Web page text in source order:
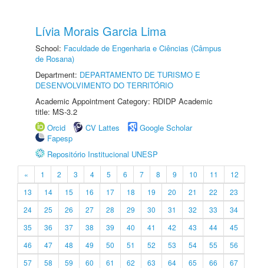
Lívia Morais Garcia Lima
School: Faculdade de Engenharia e Ciências (Câmpus
de Rosana)
Department: DEPARTAMENTO DE TURISMO E
DESENVOLVIMENTO DO TERRITÓRIO
Academic Appointment Category: RDIDP Academic
title: MS-3.2
Orcid
CV Lattes
Google Scholar
Fapesp
Repositório Institucional UNESP
« 1 2 3 4 5 6 7 8 9 10 11
12
13
14 15 16 17 18 19 20 21 22
23
24
25 26 27 28 29 30 31 32 33
34
35
36 37 38 39 40 41 42 43 44
45
46
47 48 49 50 51 52 53 54 55
56
57
58 59 60 61 62 63 64 65 66
67